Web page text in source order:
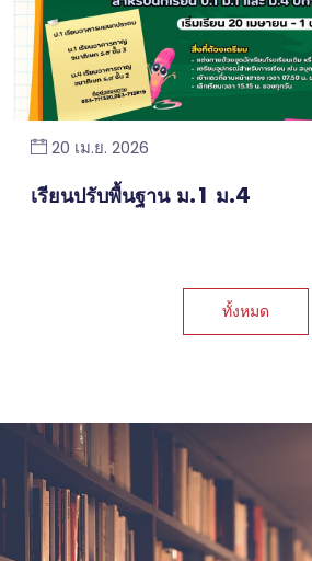
20 เม.ย. 2026
เรียนปรับพื้นฐาน ม.1 ม.4
ทั้งหมด